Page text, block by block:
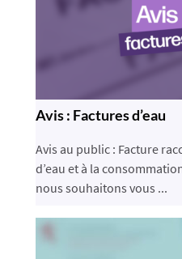
Avis : Factures d’eau
Avis au public : Facture
d’eau et à la
nous souhaitons vous ...